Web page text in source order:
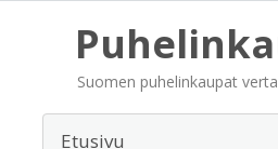
Suomen puhelinkaupat